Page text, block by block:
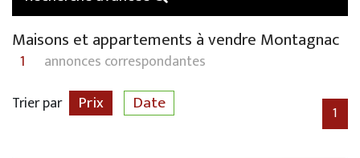
Maisons et appartements à vendre Montagnac
1
annonces correspondantes
Trier par
Prix Date 1